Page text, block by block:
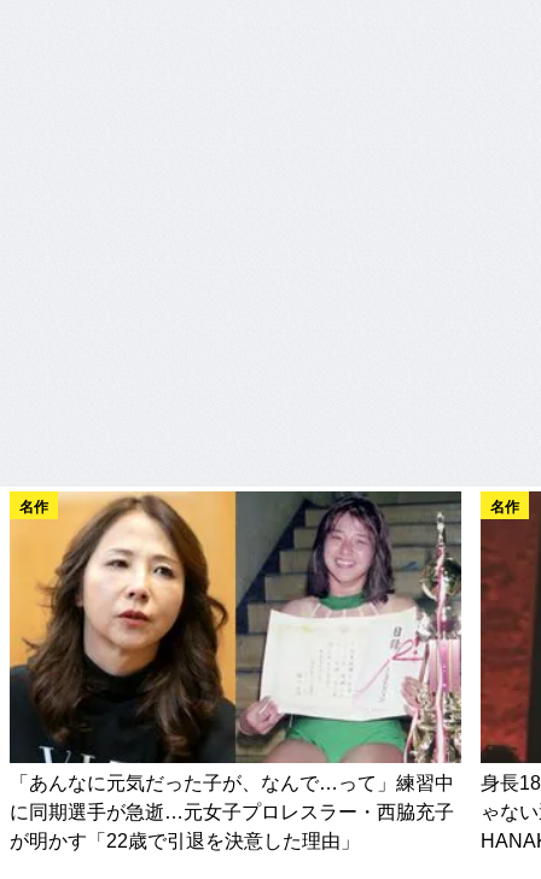
名作
「あんなに元気だった子が、なんで…って」練習中
に同期選手が急逝…元女子プロレスラー・西脇充子
が明かす「22歳で引退を決意した理由」
名作
身長
ゃな